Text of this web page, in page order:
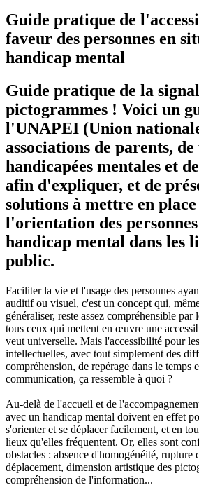
Guide pratique de
faveur des personnes en
handicap mental
Guide pratique de la
pictogrammes ! Voici un
l'UNAPEI (Union
associations de parents, de
handicapées mentales et
afin d'expliquer, et de
solutions à mettre en
l'orientation des
handicap mental dans les
public.
Faciliter la vie et l'usage des personnes
auditif ou visuel, c'est un concept qui,
généraliser, reste assez compréhensible
tous ceux qui mettent en œuvre une
veut universelle. Mais l'accessibilité pour
intellectuelles, avec tout simplement des
compréhension, de repérage dans le temps
communication, ça ressemble à quoi ?
Au-delà de l'accueil et de
avec un handicap mental doivent en effet
s'orienter et se déplacer facilement, et en
lieux qu'elles fréquentent. Or, elles sont
obstacles : absence d'homogénéité, rupture
déplacement, dimension artistique des
compréhension de l'information...